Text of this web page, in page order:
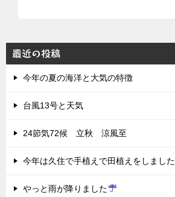
最近の投稿
今年の夏の海洋と大気の特徴
台風13号と天気
24節気72候 立秋 涼風至
今年は久住で手植えで田植えをしました
やっと雨が降りました